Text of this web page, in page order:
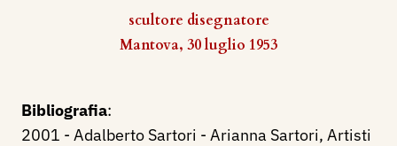
scultore disegnatore
Mantova, 30 luglio 1953
Bibliografia:
2001 - Adalberto Sartori - Arianna Sartori, Artisti